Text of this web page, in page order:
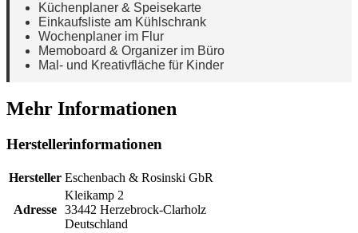
Küchenplaner & Speisekarte
Einkaufsliste am Kühlschrank
Wochenplaner im Flur
Memoboard & Organizer im Büro
Mal- und Kreativfläche für Kinder
Mehr Informationen
Herstellerinformationen
Hersteller Eschenbach & Rosinski GbR
Adresse
Kleikamp 2
33442 Herzebrock-Clarholz
Deutschland